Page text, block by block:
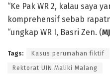
“Ke Pak WR 2, kalau saya
komprehensif sebab
“ungkap WR I, Basri Zen. (
Tags: Kasus perumahan fiktif
Rektorat UIN Maliki Malang